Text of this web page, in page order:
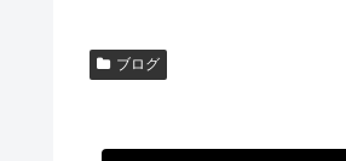
ブログ